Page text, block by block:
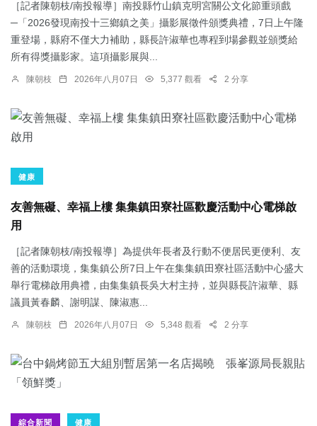
［記者陳朝枝/南投報導］南投縣竹山鎮克明宮關公文化節重頭戲
─「2026發現南投十三鄉鎮之美」攝影展徵件頒獎典禮，7日上午隆
重登場，縣府不僅大力補助，縣長許淑華也專程到場參觀並頒獎給
所有得獎攝影家。這項攝影展與...
陳朝枝 2026年八月07日 5,377 觀看 2 分享
健康
友善無礙、幸福上樓 集集鎮田寮社區歡慶活動中心電梯啟
用
［記者陳朝枝/南投報導］為提供年長者及行動不便居民更便利、友
善的活動環境，集集鎮公所7日上午在集集鎮田寮社區活動中心盛大
舉行電梯啟用典禮，由集集鎮長吳大村主持，並與縣長許淑華、縣
議員黃春麟、謝明謀、陳淑惠...
陳朝枝 2026年八月07日 5,348 觀看 2 分享
綜合新聞 健康